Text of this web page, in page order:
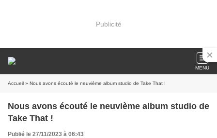
Publicité
MENU
Accueil » Nous avons écouté le neuvième album studio de Take That !
Nous avons écouté le neuvième album studio de
Take That !
Publié le 27/11/2023 à 06:43